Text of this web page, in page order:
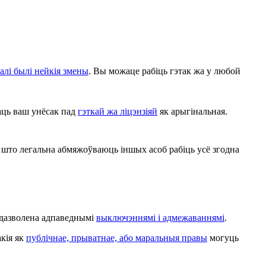
былі нейкія змены. Вы можаце рабіць гэтак жа у любой
ваш унёсак пад гэткай жа ліцэнзіяй як арыгінальная.
легальна абмяжоўваюць іншых асоб рабіць усё згодна
адпаведнымі выключэннямі і адмежаваннямі.
як публічнае, прыватнае, або маральныя правы могуць